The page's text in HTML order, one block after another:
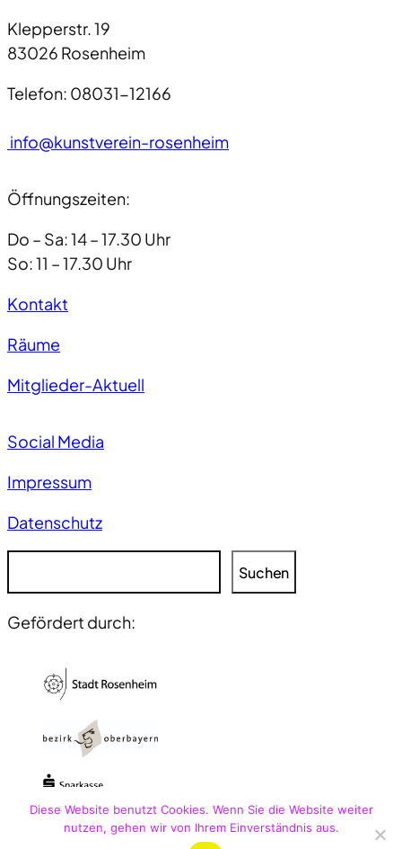
Klepperstr. 19
83026 Rosenheim
Telefon: 08031-12166
info@kunstverein-rosenheim
Öffnungszeiten:
Do – Sa: 14 – 17.30 Uhr
So: 11 – 17.30 Uhr
Kontakt
Räume
Mitglieder-Aktuell
Social Media
Impressum
Datenschutz
h
Suchen
Gefördert durch:
Diese Website benutzt Cookies. Wenn Sie die Website weiter
nutzen, gehen wir von Ihrem Einverständnis aus.